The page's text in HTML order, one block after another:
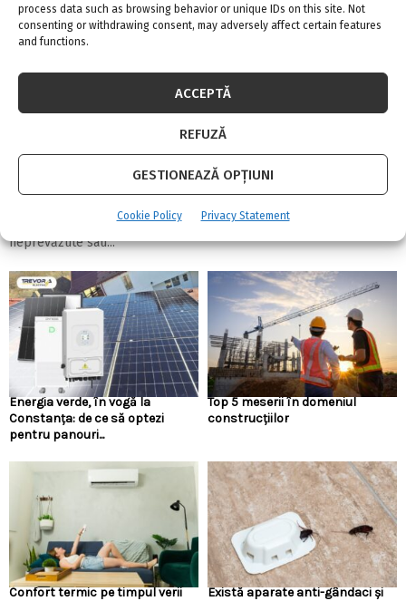
process data such as browsing behavior or unique IDs on this site. Not
consenting or withdrawing consent, may adversely affect certain features
and functions.
ACCEPTĂ
REFUZĂ
GESTIONEAZĂ OPȚIUNI
Cookie Policy Privacy Statement
Linie de credit sau împrumut clasic: care
variantă oferă mai multă flexibilitate?
4 august 2026 0
Ai nevoie de bani pentru o renovare, pentru a acoperi cheltuieli
neprevăzute sau...
Energia verde, în vogă la
Constanța: de ce să optezi
pentru panouri...
Top 5 meserii în domeniul
construcțiilor
Confort termic pe timpul verii
Există aparate anti-gândaci și